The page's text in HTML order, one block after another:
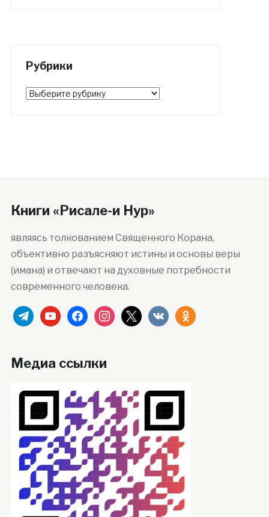
Рубрики
Рубрики
Книги «Рисале-и Нур»
являясь толкованием Священного Корана,
объективно разъясняют истины и основы веры
(имана) и отвечают на духовные потребности
современного человека.
telegramyoutubefacebookinstagram
x vkontakteodnoklassniki
Медиа ссылки